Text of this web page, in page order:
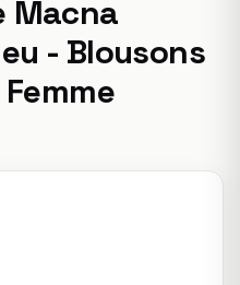
Macna
- Blousons